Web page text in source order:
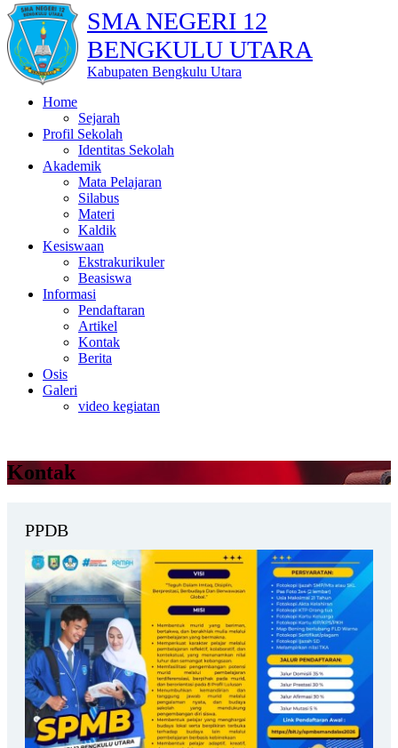
SMA NEGERI 12
BENGKULU UTARA
Kabupaten Bengkulu Utara
Home
Sejarah
Profil Sekolah
Identitas Sekolah
Akademik
Mata Pelajaran
Silabus
Materi
Kaldik
Kesiswaan
Ekstrakurikuler
Beasiswa
Informasi
Pendaftaran
Artikel
Kontak
Berita
Osis
Galeri
video kegiatan
Kontak
PPDB